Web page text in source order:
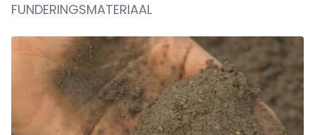
FUNDERINGSMATERIAAL